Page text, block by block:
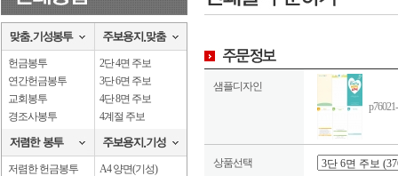
헌금봉투
연간헌금봉투
교회봉투
경조사봉투
저렴한 헌금봉투
2단 4면 주보
3단 6면 주보
4단 8면 주보
4계절 주보
A4 양면(기성)
샘플디자인
상품선택